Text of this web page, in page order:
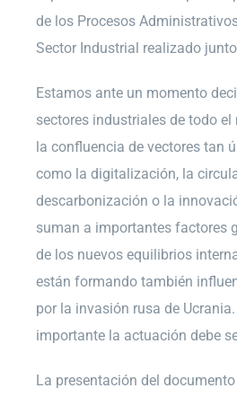
de los Procesos
Sector Industrial realizado
Estamos ante un momento
sectores industriales de todo el
la confluencia de vectores tan
como la digitalización, la
descarbonización o la
suman a importantes factores
de los nuevos equilibrios
están formando también
por la invasión rusa de
importante la actuación debe
La presentación del